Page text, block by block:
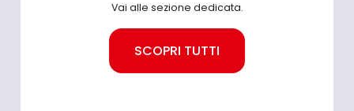
Vai alle sezione dedicata.
SCOPRI TUTTI